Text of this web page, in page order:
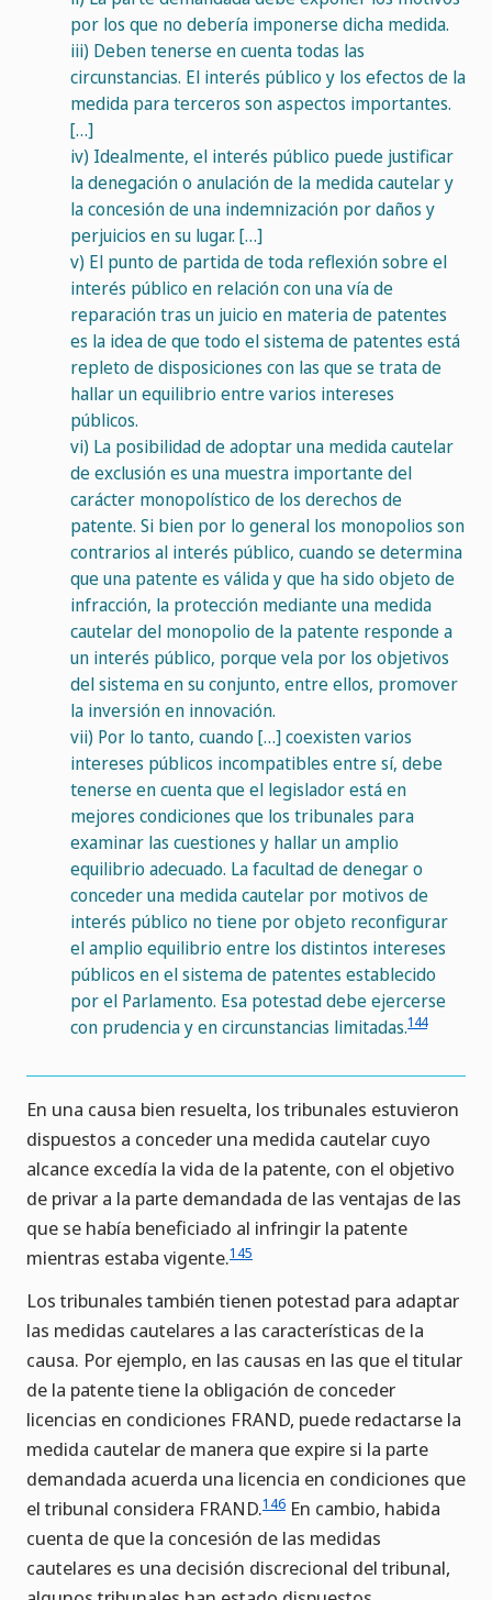
por los que no debería imponerse dicha medida.
iii) Deben tenerse en cuenta todas las
circunstancias. El interés público y los efectos de la
medida para terceros son aspectos importantes.
[…]
iv) Idealmente, el interés público puede justificar
la denegación o anulación de la medida cautelar y
la concesión de una indemnización por daños y
perjuicios en su lugar. […]
v) El punto de partida de toda reflexión sobre el
interés público en relación con una vía de
reparación tras un juicio en materia de patentes
es la idea de que todo el sistema de patentes está
repleto de disposiciones con las que se trata de
hallar un equilibrio entre varios intereses
públicos.
vi) La posibilidad de adoptar una medida cautelar
de exclusión es una muestra importante del
carácter monopolístico de los derechos de
patente. Si bien por lo general los monopolios son
contrarios al interés público, cuando se determina
que una patente es válida y que ha sido objeto de
infracción, la protección mediante una medida
cautelar del monopolio de la patente responde a
un interés público, porque vela por los objetivos
del sistema en su conjunto, entre ellos, promover
la inversión en innovación.
vii) Por lo tanto, cuando […] coexisten varios
intereses públicos incompatibles entre sí, debe
tenerse en cuenta que el legislador está en
mejores condiciones que los tribunales para
examinar las cuestiones y hallar un amplio
equilibrio adecuado. La facultad de denegar o
conceder una medida cautelar por motivos de
interés público no tiene por objeto reconfigurar
el amplio equilibrio entre los distintos intereses
públicos en el sistema de patentes establecido
por el Parlamento. Esa potestad debe ejercerse
con prudencia y en circunstancias limitadas.144
En una causa bien resuelta, los tribunales estuvieron
dispuestos a conceder una medida cautelar cuyo
alcance excedía la vida de la patente, con el objetivo
de privar a la parte demandada de las ventajas de las
que se había beneficiado al infringir la patente
mientras estaba vigente.145
Los tribunales también tienen potestad para adaptar
las medidas cautelares a las características de la
causa. Por ejemplo, en las causas en las que el titular
de la patente tiene la obligación de conceder
licencias en condiciones FRAND, puede redactarse la
medida cautelar de manera que expire si la parte
demandada acuerda una licencia en condiciones que
el tribunal considera FRAND.146 En cambio, habida
cuenta de que la concesión de las medidas
cautelares es una decisión discrecional del tribunal,